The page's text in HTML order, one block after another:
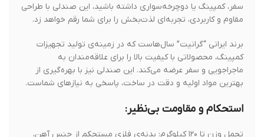
سفر، کمپینگ یا دوچرخه‌سواری داشته باشید، این صندلی با طراحی
مقاوم و کاربردی، تجربه‌ای لذت‌بخش را برای شما رقم خواهد زد.
برند ایرانی “گرانیت” سال‌هاست که در زمینه‌ی تولید تجهیزات
کمپینگ، محصولاتی با کیفیت بالا را برای علاقه‌مندان به
ماجراجویی و سفر عرضه می‌کند. این صندلی نیز با بهره‌گیری از
بهترین مواد اولیه و دقت در ساخت، پاسخی به نیازهای شماست.
استحکام و مقاومت بی‌نظیر:
تحمل وزن تا ۱۲۰ کیلوگرم: بدنه‌ی فلزی مستحکم از جنس آهن،